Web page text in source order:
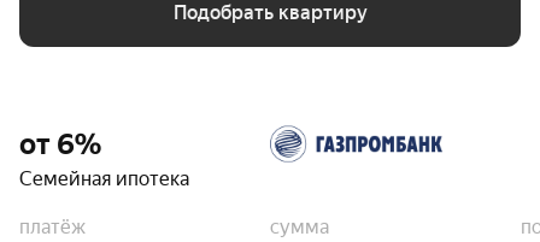
Подобрать квартиру
от 6%
Семейная ипотека
платёж
сумма